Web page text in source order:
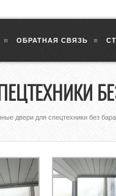
ОБРАТНАЯ СВЯЗЬ
двери для спецтехники без